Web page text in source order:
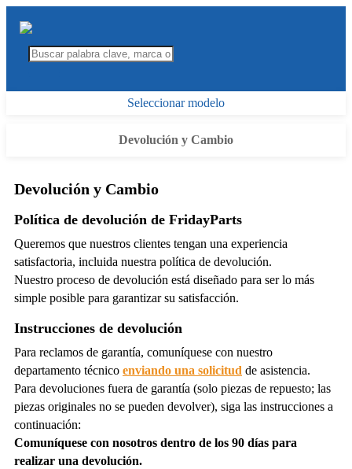
Seleccionar modelo
Devolución y Cambio
Devolución y Cambio
Política de devolución de FridayParts
Queremos que nuestros clientes tengan una experiencia
satisfactoria, incluida nuestra política de devolución.
Nuestro proceso de devolución está diseñado para ser lo más
simple posible para garantizar su satisfacción.
Instrucciones de devolución
Para reclamos de garantía, comuníquese con nuestro
departamento técnico enviando una solicitud de asistencia.
Para devoluciones fuera de garantía (solo piezas de repuesto; las
piezas originales no se pueden devolver), siga las instrucciones a
continuación:
Comuníquese con nosotros dentro de los 90 días para
realizar una devolución.